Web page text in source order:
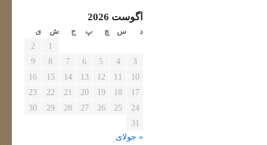
آگوست 2026
د س چ پ ج ش ی
1
2
3
4
5
6
7
8
9
10
11
12
13
14
15
16
17
18
19
20
21
22
23
24
25
26
27
28
29
30
31
« جولای